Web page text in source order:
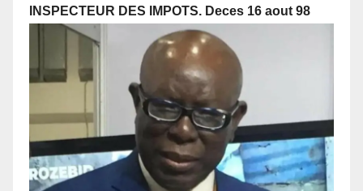
INSPECTEUR DES IMPOTS. Deces 16 aout 98